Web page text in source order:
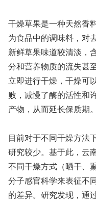
干燥草果是一种天然香
为食品中的调味料，对
新鲜草果味道较清淡，
分和营养物质的流失甚
立即进行干燥，干燥可
败，减慢了酶的活性和
产物，从而延长保质期。
目前对于不同干燥方法
研究较少。基于此，云
不同干燥方式（晒干、
分子感官科学来表征不
的差异。研究发现，通